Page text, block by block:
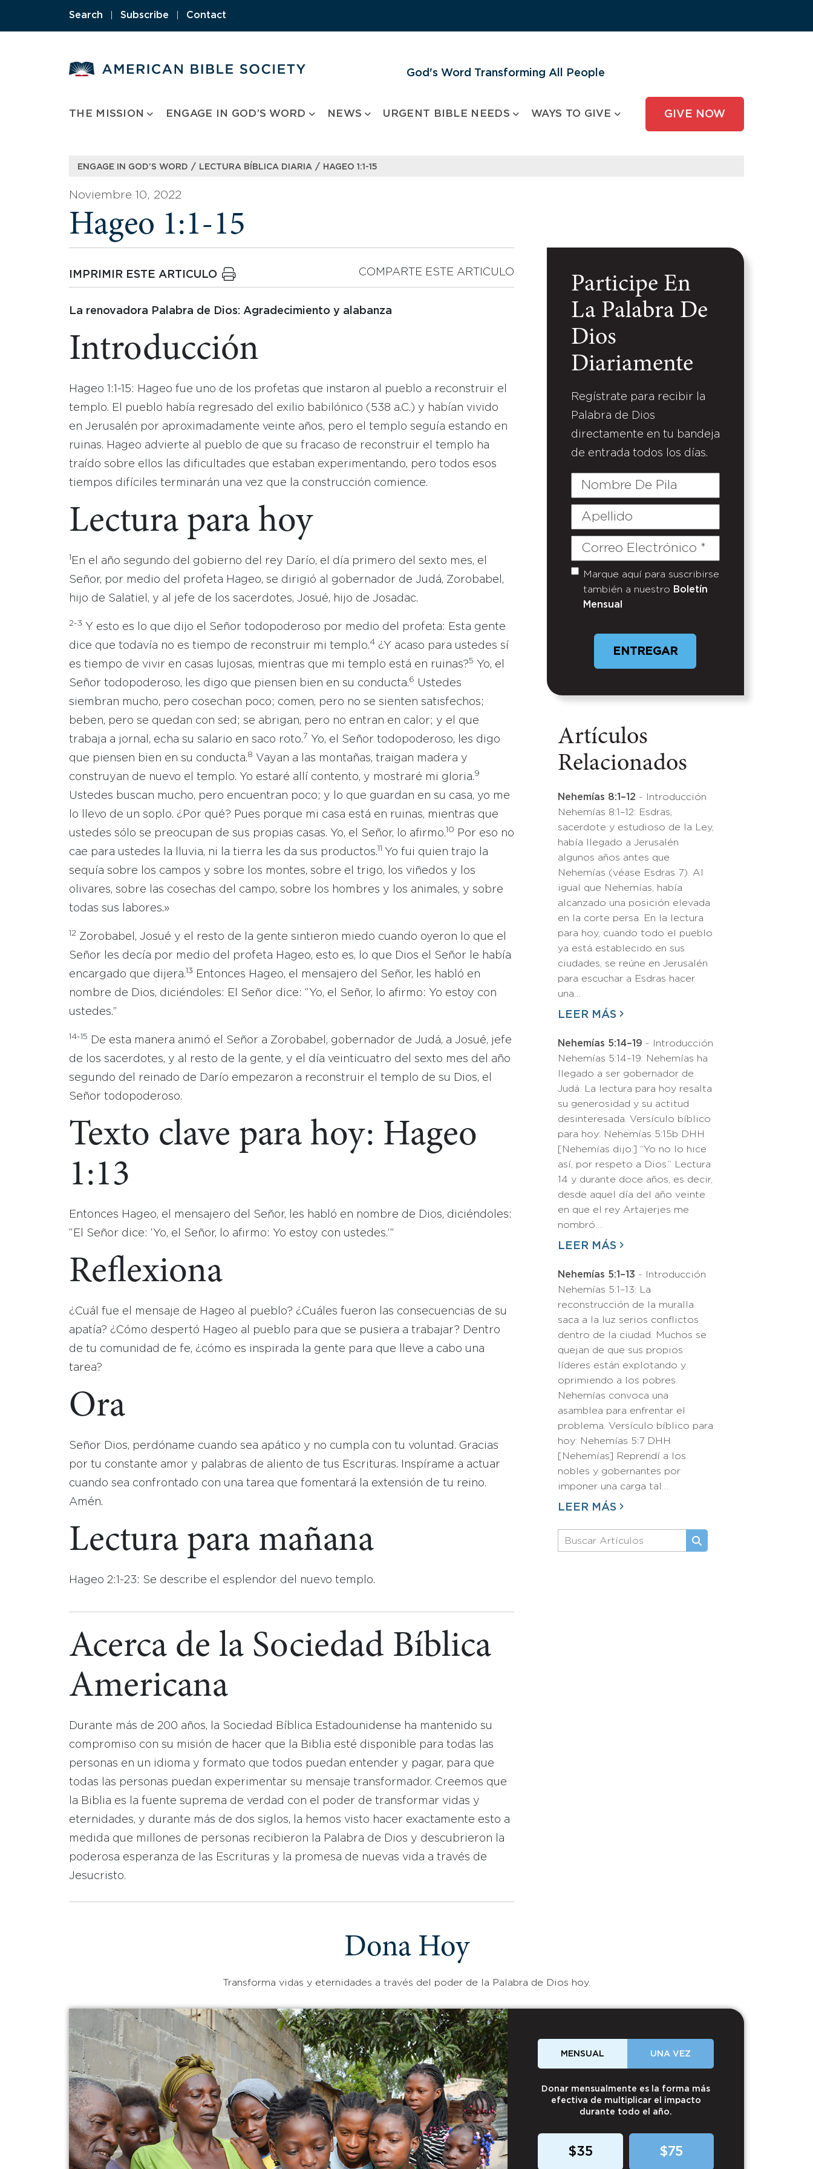
Search Subscribe Contact
God's Word Transforming All People
THE MISSION ENGAGE IN GOD’S WORD NEWS URGENT BIBLE NEEDS WAYS TO GIVE GIVE NOW
ENGAGE IN GOD’S WORD / LECTURA BÍBLICA DIARIA / HAGEO 1:1-15
Noviembre 10, 2022
Hageo 1:1-15
IMPRIMIR ESTE ARTICULO COMPARTE ESTE ARTICULO
La renovadora Palabra de Dios: Agradecimiento y alabanza
Introducción
Hageo 1:1-15: Hageo fue uno de los profetas que instaron al pueblo a reconstruir el
templo. El pueblo había regresado del exilio babilónico (538 a.C.) y habían vivido
en Jerusalén por aproximadamente veinte años, pero el templo seguía estando en
ruinas. Hageo advierte al pueblo de que su fracaso de reconstruir el templo ha
traído sobre ellos las dificultades que estaban experimentando, pero todos esos
tiempos difíciles terminarán una vez que la construcción comience.
Lectura para hoy
1 En el año segundo del gobierno del rey Darío, el día primero del sexto mes, el
Señor, por medio del profeta Hageo, se dirigió al gobernador de Judá, Zorobabel,
hijo de Salatiel, y al jefe de los sacerdotes, Josué, hijo de Josadac.
2-3
Y esto es lo que dijo el Señor todopoderoso por medio del profeta: Esta gente
dice que todavía no es tiempo de reconstruir mi templo.4 ¿Y acaso para ustedes sí
es tiempo de vivir en casas lujosas, mientras que mi templo está en ruinas?5
Yo, el
Señor todopoderoso, les digo que piensen bien en su conducta.6
Ustedes
siembran mucho, pero cosechan poco; comen, pero no se sienten satisfechos;
beben, pero se quedan con sed; se abrigan, pero no entran en calor; y el que
trabaja a jornal, echa su salario en saco roto. 7
Yo, el Señor todopoderoso, les digo
que piensen bien en su conducta.8 Vayan a las montañas, traigan madera y
construyan de nuevo el templo. Yo estaré allí contento, y mostraré mi gloria.9
Ustedes buscan mucho, pero encuentran poco; y lo que guardan en su casa, yo me
lo llevo de un soplo. ¿Por qué? Pues porque mi casa está en ruinas, mientras que
ustedes sólo se preocupan de sus propias casas. Yo, el Señor, lo afirmo.10
Por eso no
cae para ustedes la lluvia, ni la tierra les da sus productos.11
Yo fui quien trajo la
sequía sobre los campos y sobre los montes, sobre el trigo, los viñedos y los
olivares, sobre las cosechas del campo, sobre los hombres y los animales, y sobre
todas sus labores.»
12 Zorobabel, Josué y el resto de la gente sintieron miedo cuando oyeron lo que el
Señor les decía por medio del profeta Hageo, esto es, lo que Dios el Señor le había
encargado que dijera.13
Entonces Hageo, el mensajero del Señor, les habló en
nombre de Dios, diciéndoles: El Señor dice: “Yo, el Señor, lo afirmo: Yo estoy con
ustedes.”
14-15
De esta manera animó el Señor a Zorobabel, gobernador de Judá, a Josué, jefe
de los sacerdotes, y al resto de la gente, y el día veinticuatro del sexto mes del año
segundo del reinado de Darío empezaron a reconstruir el templo de su Dios, el
Señor todopoderoso.
Texto clave para hoy: Hageo
1:13
Entonces Hageo, el mensajero del Señor, les habló en nombre de Dios, diciéndoles:
“El Señor dice: ‘Yo, el Señor, lo afirmo: Yo estoy con ustedes.’”
Reflexiona
¿Cuál fue el mensaje de Hageo al pueblo? ¿Cuáles fueron las consecuencias de su
apatía? ¿Cómo despertó Hageo al pueblo para que se pusiera a trabajar? Dentro
de tu comunidad de fe, ¿cómo es inspirada la gente para que lleve a cabo una
tarea?
Ora
Señor Dios, perdóname cuando sea apático y no cumpla con tu voluntad. Gracias
por tu constante amor y palabras de aliento de tus Escrituras. Inspírame a actuar
cuando sea confrontado con una tarea que fomentará la extensión de tu reino.
Amén.
Lectura para mañana
Hageo 2:1-23: Se describe el esplendor del nuevo templo.
Acerca de la Sociedad Bíblica
Americana
Durante más de 200 años, la Sociedad Bíblica Estadounidense ha mantenido su
compromiso con su misión de hacer que la Biblia esté disponible para todas las
personas en un idioma y formato que todos puedan entender y pagar, para que
todas las personas puedan experimentar su mensaje transformador. Creemos que
la Biblia es la fuente suprema de verdad con el poder de transformar vidas y
eternidades, y durante más de dos siglos, la hemos visto hacer exactamente esto a
medida que millones de personas recibieron la Palabra de Dios y descubrieron la
poderosa esperanza de las Escrituras y la promesa de nuevas vida a través de
Jesucristo.
Participe En
La Palabra De
Dios
Diariamente
Regístrate para recibir la
Palabra de Dios
directamente en tu bandeja
de entrada todos los días.
Nombre
Pila
Apellido
Correo
Untitled
Marque aquí para suscribirse
también a nuestro Boletín
Mensual
Artículos
Relacionados
Nehemías 8:1–12 - Introducción
Nehemías 8:1–12: Esdras,
sacerdote y estudioso de la Ley,
había llegado a Jerusalén
algunos años antes que
Nehemías (véase Esdras 7). Al
igual que Nehemías, había
alcanzado una posición elevada
en la corte persa. En la lectura
para hoy, cuando todo el pueblo
ya está establecido en sus
ciudades, se reúne en Jerusalén
para escuchar a Esdras hacer
una…
LEER MÁS
Nehemías 5:14–19 - Introducción
Nehemías 5:14–19: Nehemías ha
llegado a ser gobernador de
Judá. La lectura para hoy resalta
su generosidad y su actitud
desinteresada. Versículo bíblico
para hoy: Nehemías 5:15b DHH
[Nehemías dijo:] “Yo no lo hice
así, por respeto a Dios.” Lectura
14 y durante doce años, es decir,
desde aquel día del año veinte
en que el rey Artajerjes me
nombró…
LEER MÁS
Nehemías 5:1–13 - Introducción
Nehemías 5:1–13: La
reconstrucción de la muralla
saca a la luz serios conflictos
dentro de la ciudad. Muchos se
quejan de que sus propios
líderes están explotando y
oprimiendo a los pobres.
Nehemías convoca una
asamblea para enfrentar el
problema. Versículo bíblico para
hoy: Nehemías 5:7 DHH
[Nehemías] Reprendí a los
nobles y gobernantes por
imponer una carga tal…
LEER MÁS
Dona Hoy
Transforma vidas y eternidades a través del poder de la Palabra de Dios hoy.
MENSUAL UNA VEZ
Donar mensualmente es la forma más
efectiva de multiplicar el impacto
durante todo el año.
$35 $75